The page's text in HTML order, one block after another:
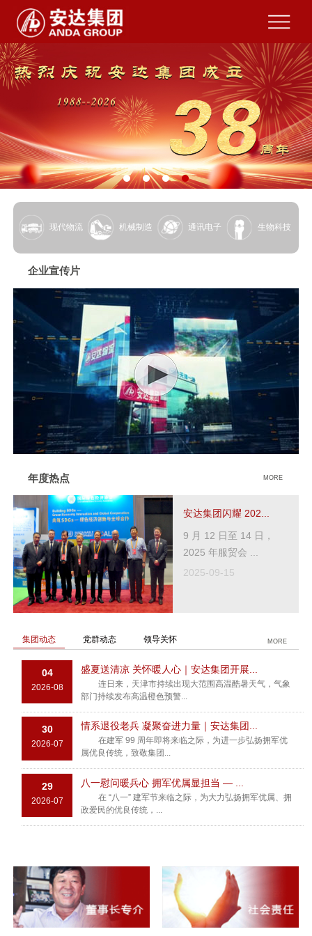
现代物流 机械制造 通讯电子 生物科技
企业宣传片
年度热点 MORE
安达集团闪耀 202...
9 月 12 日至 14 日，
2025 年服贸会 ...
2025-09-15
集团动态 党群动态 领导关怀 MORE
04
2026-08
盛夏送清凉 关怀暖人心｜安达集团开展...
连日来，天津市持续出现大范围高温酷暑天气，气象
部门持续发布高温橙色预警...
30
2026-07
情系退役老兵 凝聚奋进力量｜安达集团...
在建军 99 周年即将来临之际，为进一步弘扬拥军优
属优良传统，致敬集团...
29
2026-07
八一慰问暖兵心 拥军优属显担当 — ...
在 “八一” 建军节来临之际，为大力弘扬拥军优属、拥
政爱民的优良传统，...